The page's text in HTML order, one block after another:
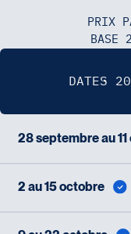
PRIX
BASE
DATES
28 septembre au
2 au 15 octobre